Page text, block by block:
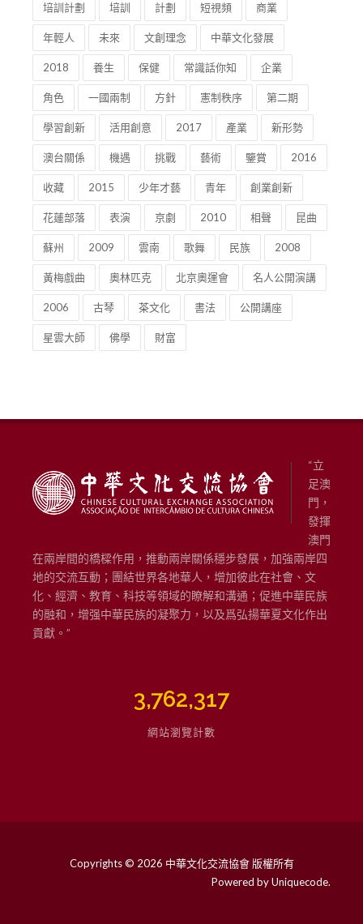
培訓計劃 培訓 計劃 短視頻 商業
年輕人 未來 文創理念 中華文化發展
2018 養生 保健 常識話你知 企業
角色 一國兩制 方針 憲制秩序 第二期
學習創新 活用創意 2017 產業 新形勢
澳台關係 機遇 挑戰 藝術 鑒賞 2016
收藏 2015 少年才藝 青年 創業創新
花蓮部落 表演 京劇 2010 相聲 昆曲
蘇州 2009 雲南 歌舞 民族 2008
黃梅戲曲 奧林匹克 北京奧運會 名人公開演講
2006 古琴 茶文化 書法 公開講座
星雲大師 佛學 財富
“立
足澳
門，
發揮
澳門
在兩岸間的橋樑作用，推動兩岸關係穩步發展，加強兩岸四
地的交流互動；團結世界各地華人，增加彼此在社會、文
化、經濟、教育、科技等領域的瞭解和溝通；促進中華民族
的融和，增强中華民族的凝聚力，以及爲弘揚華夏文化作出
貢獻。”
3,762,317
網站瀏覽計數
Copyrights © 2026 中華文化交流協會 版權所有
Powered byUniquecode.